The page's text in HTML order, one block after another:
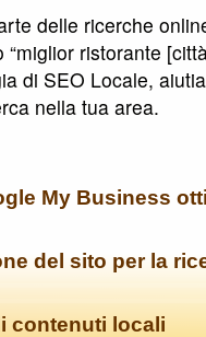
delle ricerche
“miglior ristorante
di SEO Locale,
nella tua area.
My Business
del sito per la
contenuti locali